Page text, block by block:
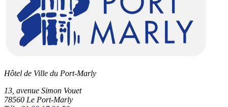
Hôtel de Ville du Port-Marly
13, avenue Simon Vouet
78560 Le Port-Marly